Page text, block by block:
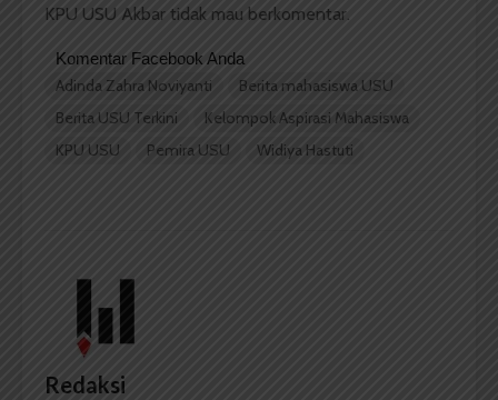
KPU USU Akbar tidak mau berkomentar.
Komentar Facebook Anda
Adinda Zahra Noviyanti
Berita mahasiswa USU
Berita USU Terkini
Kelompok Aspirasi Mahasiswa
KPU USU
Pemira USU Widiya Hastuti
Redaksi